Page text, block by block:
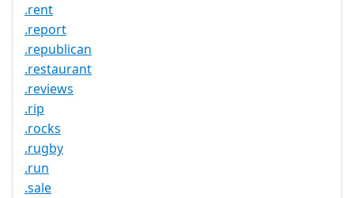
.rent
.report
.republican
.restaurant
.reviews
.rip
.rocks
.rugby
.run
.sale